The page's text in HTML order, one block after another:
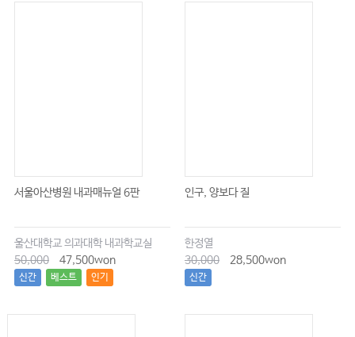
서울아산병원 내과매뉴얼 6판
울산대학교 의과대학 내과학교실
50,000
47,500won
신간 베스트 인기
인구, 양보다 질
한정열
30,000
28,500won
신간